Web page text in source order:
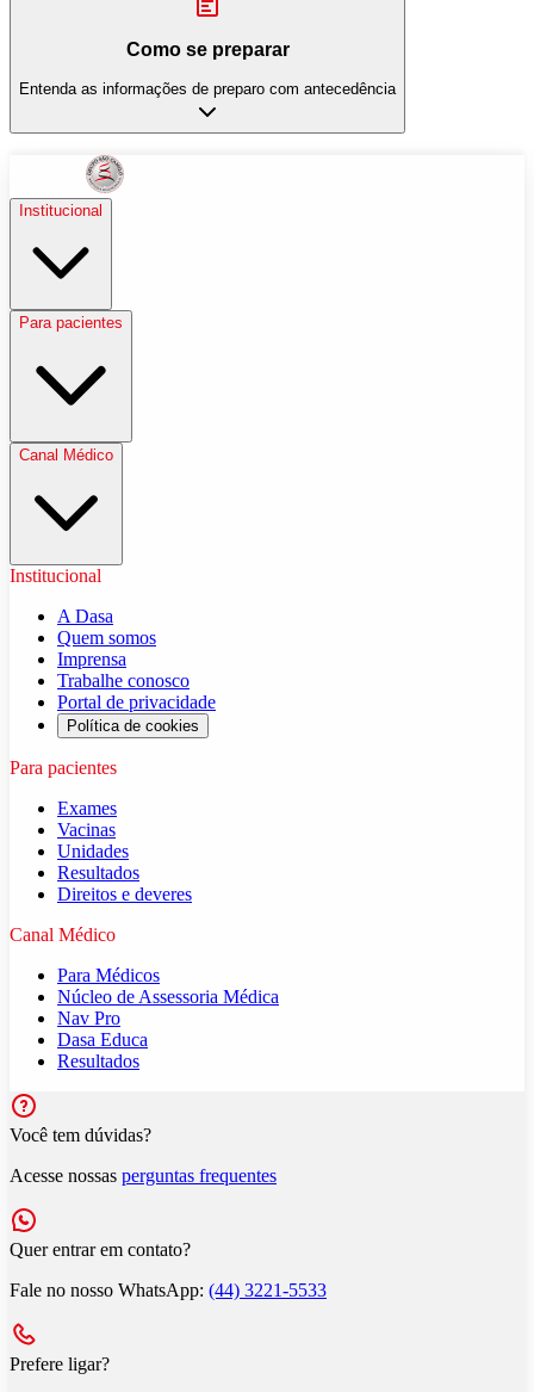
Como se preparar
Entenda as informações de preparo com antecedência
Institucional
Para pacientes
Canal Médico
Institucional
A Dasa
Quem somos
Imprensa
Trabalhe conosco
Portal de privacidade
Política de cookies
Para pacientes
Exames
Vacinas
Unidades
Resultados
Direitos e deveres
Canal Médico
Para Médicos
Núcleo de Assessoria Médica
Nav Pro
Dasa Educa
Resultados
Você tem dúvidas?
Acesse nossas perguntas frequentes
Quer entrar em contato?
Fale no nosso WhatsApp: (44) 3221-5533
Prefere ligar?